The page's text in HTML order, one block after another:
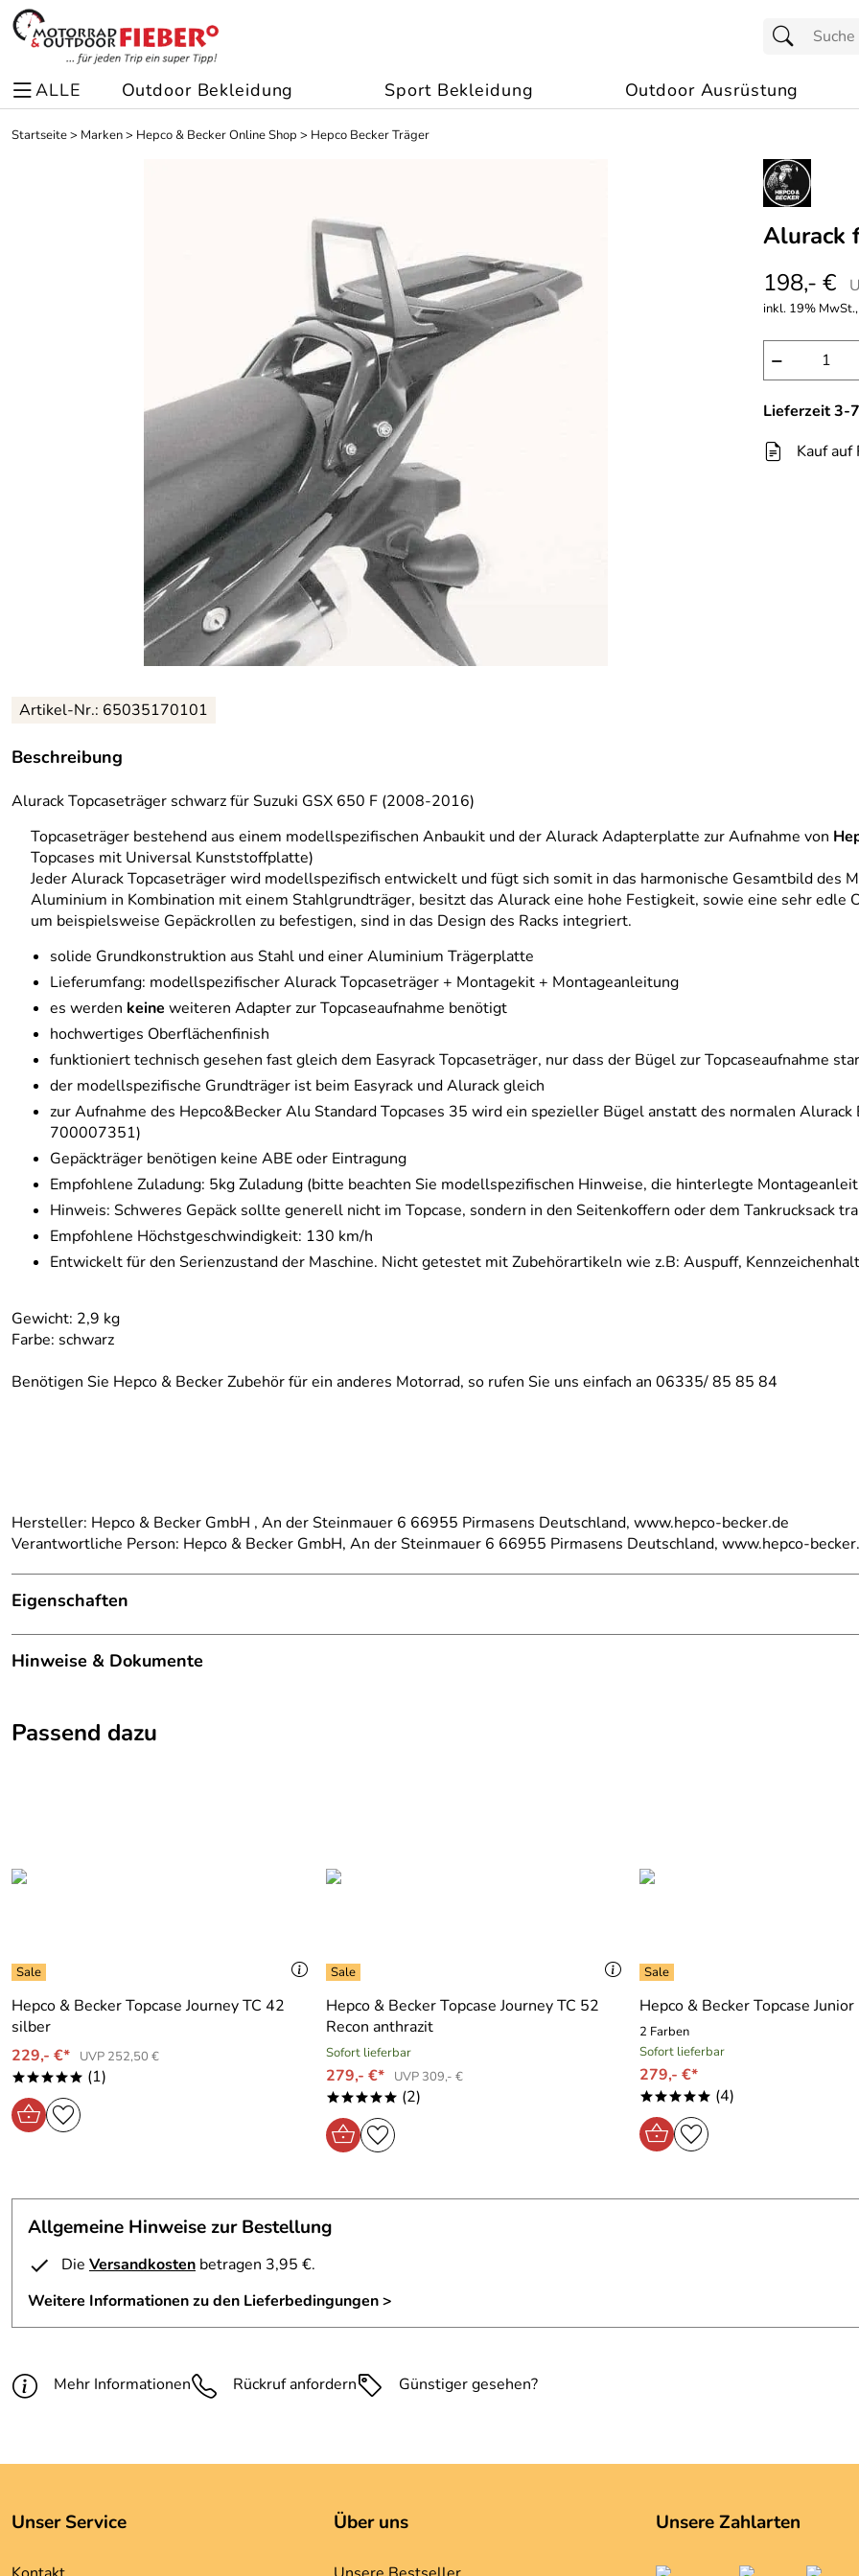
ALLE Outdoor Bekleidung Sport Bekleidung Outdoor Ausrüstung
Startseite> Marken> Hepco & Becker Online Shop > Hepco Becker Träger
Alurack
198,- €
inkl. 19%
−
Lieferzeit 3-
Kauf auf
Artikel-Nr.: 65035170101
Beschreibung
Alurack Topcaseträger schwarz für Suzuki GSX 650 F (2008-2016)
Topcaseträger bestehend aus einem modellspezifischen Anbaukit und der Alurack Adapterplatte zur Aufnahme von
Topcases mit Universal Kunststoffplatte)
Jeder Alurack Topcaseträger wird modellspezifisch entwickelt und fügt sich somit in das harmonische Gesamtbild des
Aluminium in Kombination mit einem Stahlgrundträger, besitzt das Alurack eine hohe Festigkeit, sowie eine sehr edle
um beispielsweise Gepäckrollen zu befestigen, sind in das Design des Racks integriert.
solide Grundkonstruktion aus Stahl und einer Aluminium Trägerplatte
Lieferumfang: modellspezifischer Alurack Topcaseträger + Montagekit + Montageanleitung
es werden keine weiteren Adapter zur Topcaseaufnahme benötigt
hochwertiges Oberflächenfinish
funktioniert technisch gesehen fast gleich dem Easyrack Topcaseträger, nur dass der Bügel zur Topcaseaufnahme
der modellspezifische Grundträger ist beim Easyrack und Alurack gleich
zur Aufnahme des Hepco&Becker Alu Standard Topcases 35 wird ein spezieller Bügel anstatt des normalen
700007351)
Gepäckträger benötigen keine ABE oder Eintragung
Empfohlene Zuladung: 5kg Zuladung (bitte beachten Sie modellspezifischen Hinweise, die hinterlegte
Hinweis: Schweres Gepäck sollte generell nicht im Topcase, sondern in den Seitenkoffern oder dem Tankrucksack
Empfohlene Höchstgeschwindigkeit: 130 km/h
Entwickelt für den Serienzustand der Maschine. Nicht getestet mit Zubehörartikeln wie z.B: Auspuff,
Gewicht: 2,9 kg
Farbe: schwarz
Benötigen Sie Hepco & Becker Zubehör für ein anderes Motorrad, so rufen Sie uns einfach an 06335/ 85 85 84
Hersteller: Hepco & Becker GmbH , An der Steinmauer 6 66955 Pirmasens Deutschland, www.hepco-becker.de
Verantwortliche Person: Hepco & Becker GmbH, An der Steinmauer 6 66955 Pirmasens Deutschland, www.hepco-
Eigenschaften
Details
Kategorie:
Motorradträger, Alurack
Hinweise & Dokumente
Passend dazu
Hepco & Becker Topcase Journey TC 42
silber
229,- €*
UVP 252,50 €
***** (1)
Hepco & Becker Topcase Journey TC 52
Recon anthrazit
Sofort lieferbar
279,- €* UVP 309,- €
***** (2)
Hepco & Becker Topcase
2 Farben
Sofort lieferbar
279,- €*
***** (4)
Allgemeine Hinweise zur Bestellung
Die Versandkosten betragen 3,95 €.
Weitere Informationen zu den Lieferbedingungen >
Mehr Informationen Rückruf anfordern Günstiger gesehen?
Unser Service Über uns Unsere Zahlarten